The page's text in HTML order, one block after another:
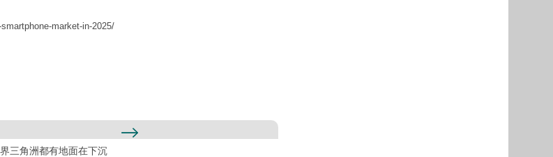
market-in-2025/
三角洲都有地面在下沉